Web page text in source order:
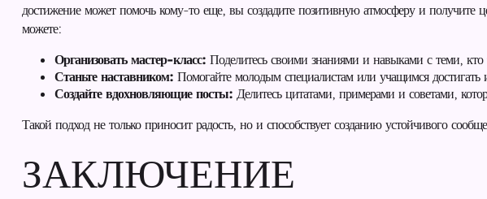
достижение может помочь кому-то еще, вы создадите позитивную атмосферу и получите
можете:
Организовать мастер-класс: Поделитесь своими знаниями и навыками с теми, кто
Станьте наставником: Помогайте молодым специалистам или учащимся достигать
Создайте вдохновляющие посты: Делитесь цитатами, примерами и советами,
Такой подход не только приносит радость, но и способствует созданию устойчивого
ЗАКЛЮЧЕНИЕ